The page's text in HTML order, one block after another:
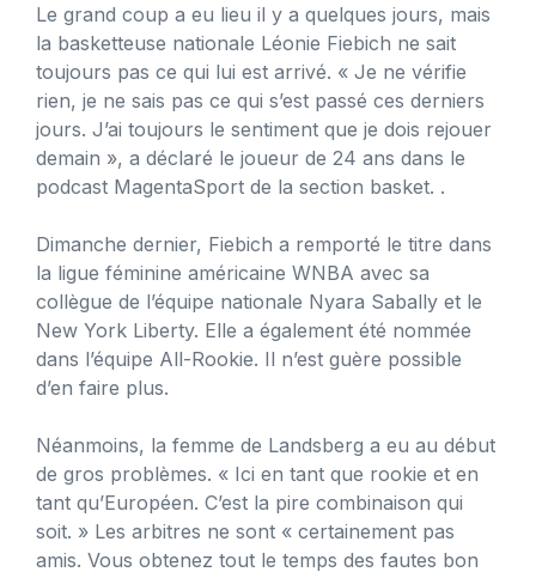
Le grand coup a eu lieu il y a quelques jours, mais
la basketteuse nationale Léonie Fiebich ne sait
toujours pas ce qui lui est arrivé. « Je ne vérifie
rien, je ne sais pas ce qui s’est passé ces derniers
jours. J’ai toujours le sentiment que je dois rejouer
demain », a déclaré le joueur de 24 ans dans le
podcast MagentaSport de la section basket. .
Dimanche dernier, Fiebich a remporté le titre dans
la ligue féminine américaine WNBA avec sa
collègue de l’équipe nationale Nyara Sabally et le
New York Liberty. Elle a également été nommée
dans l’équipe All-Rookie. Il n’est guère possible
d’en faire plus.
Néanmoins, la femme de Landsberg a eu au début
de gros problèmes. « Ici en tant que rookie et en
tant qu’Européen. C’est la pire combinaison qui
soit. » Les arbitres ne sont « certainement pas
amis. Vous obtenez tout le temps des fautes bon